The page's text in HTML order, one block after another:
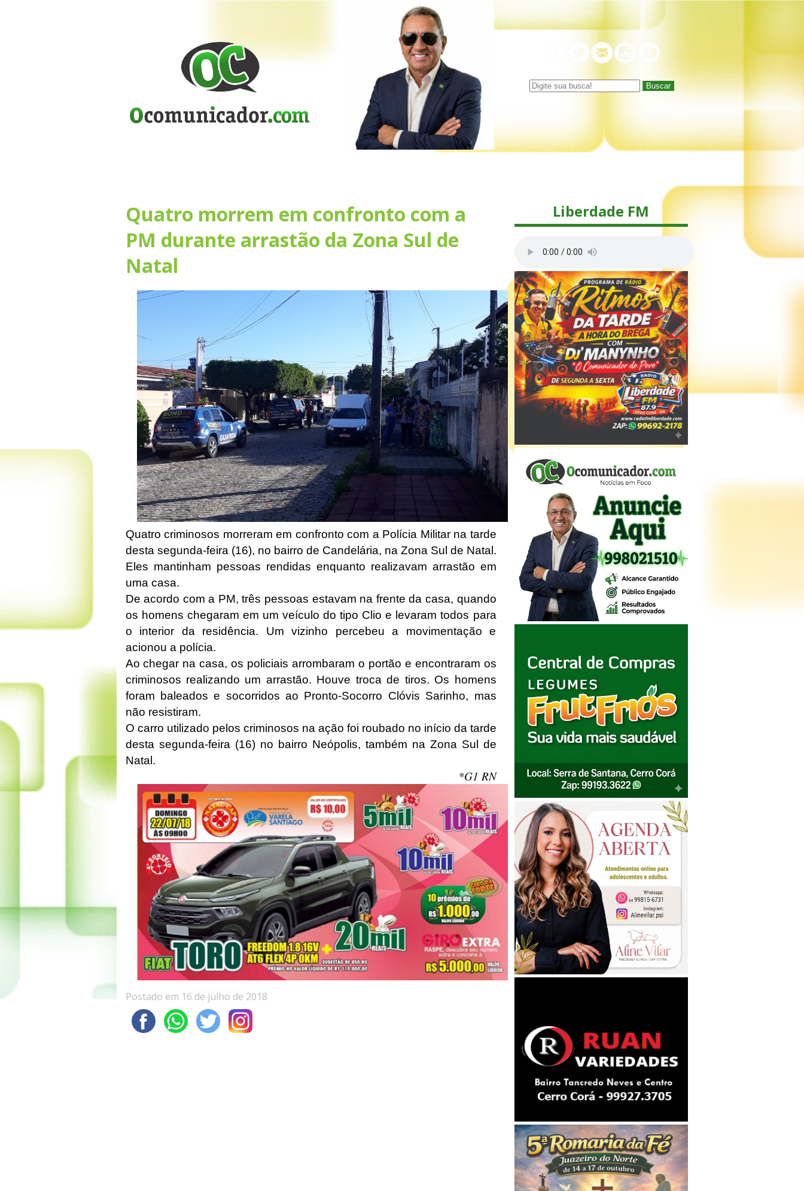
Buscar
Quatro morrem em confronto com a
PM durante arrastão da Zona Sul de
Natal
Quatro criminosos morreram em confronto com a Polícia Militar na tarde
desta segunda-feira (16), no bairro de Candelária, na Zona Sul de Natal.
Eles mantinham pessoas rendidas enquanto realizavam arrastão em
uma casa.
De acordo com a PM, três pessoas estavam na frente da casa, quando
os homens chegaram em um veículo do tipo Clio e levaram todos para
o interior da residência. Um vizinho percebeu a movimentação e
acionou a polícia.
Ao chegar na casa, os policiais arrombaram o portão e encontraram os
criminosos realizando um arrastão. Houve troca de tiros. Os homens
foram baleados e socorridos ao Pronto-Socorro Clóvis Sarinho, mas
não resistiram.
O carro utilizado pelos criminosos na ação foi roubado no início da tarde
desta segunda-feira (16) no bairro Neópolis, também na Zona Sul de
Natal.
*G1 RN
Postado em 16 de julho de 2018
Liberdade FM